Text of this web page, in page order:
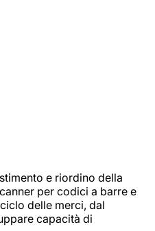
e riordino della
per codici a barre e
delle merci, dal
capacità di